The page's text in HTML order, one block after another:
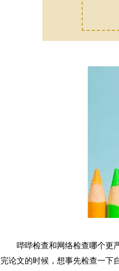
哔哔检查和网络检查哪个更
完论文的时候，想事先检查一下